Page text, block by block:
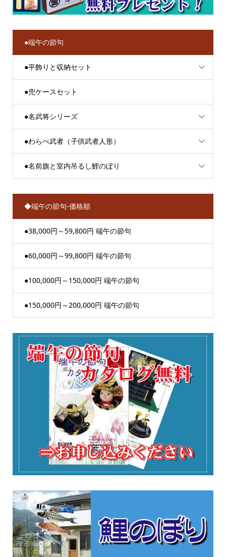
●端午の節句
●平飾りと収納セット
●兜ケースセット
●名武将シリーズ
●わらべ武者（子供武者人形）
●名前旗と室内吊るし鯉のぼり
◆端午の節句-価格順
●38,000円～59,800円 端午の節句
●60,000円～99,800円 端午の節句
●100,000円～150,000円 端午の節句
●150,000円～200,000円 端午の節句